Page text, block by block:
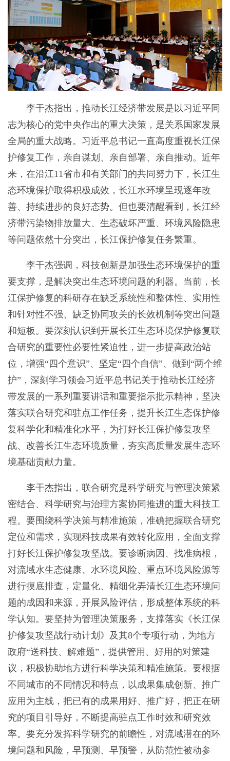
李干杰指出，推动长江经济带发展是以习近平同
志为核心的党中央作出的重大决策，是关系国家发展
全局的重大战略。习近平总书记一直高度重视长江保
护修复工作，亲自谋划、亲自部署、亲自推动。近年
来，在沿江11省市和有关部门的共同努力下，长江生
态环境保护取得积极成效，长江水环境呈现逐年改
善、持续进步的良好态势。但也要清醒看到，长江经
济带污染物排放量大、生态破坏严重、环境风险隐患
等问题依然十分突出，长江保护修复任务繁重。
李干杰强调，科技创新是加强生态环境保护的重
要支撑，是解决突出生态环境问题的利器。当前，长
江保护修复的科研存在缺乏系统性和整体性、实用性
和针对性不强、缺乏协同攻关的长效机制等突出问题
和短板。要深刻认识到开展长江生态环境保护修复联
合研究的重要性必要性紧迫性，进一步提高政治站
位，增强“四个意识”、坚定“四个自信”、做到“两个维
护”，深刻学习领会习近平总书记关于推动长江经济
带发展的一系列重要讲话和重要指示批示精神，坚决
落实联合研究和驻点工作任务，提升长江生态保护修
复科学化和精准化水平，为打好长江保护修复攻坚
战、改善长江生态环境质量，夯实高质量发展生态环
境基础贡献力量。
李干杰指出，联合研究是科学研究与管理决策紧
密结合、科学研究与治理方案协同推进的重大科技工
程。要围绕科学决策与精准施策，准确把握联合研究
定位和需求，实现科技成果有效转化应用，全面支撑
打好长江保护修复攻坚战。要诊断病因、找准病根，
对流域水生态健康、水环境风险、重点环境风险源等
进行摸底排查，定量化、精细化弄清长江生态环境问
题的成因和来源，开展风险评估，形成整体系统的科
学认知。要坚持为管理决策服务，支撑落实《长江保
护修复攻坚战行动计划》及其8个专项行动，为地方
政府“送科技、解难题”，提供管用、好用的对策建
议，积极协助地方进行科学决策和精准施策。要根据
不同城市的不同情况和特点，以成果集成创新、推广
应用为主线，把已有的成果用好、推广好，把正在研
究的项目引导好，不断提高驻点工作时效和研究效
率。要充分发挥科学研究的前瞻性，对流域潜在的环
境问题和风险，早预测、早预警，从防范性被动参